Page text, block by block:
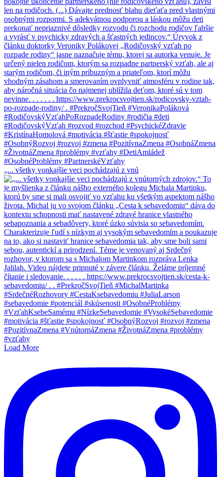
„... všetky vonkajšie veci pochádzajú z vnú
Load More